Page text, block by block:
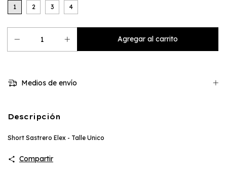
1 2 3 4
Medios de envío
Descripción
Short Sastrero Elex - Talle Unico
Compartir